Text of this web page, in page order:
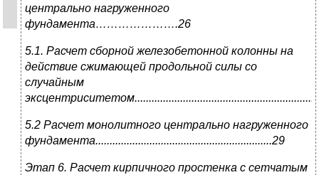
центрально нагруженного
фундамента………………….26
5.1. Расчет сборной железобетонной колонны на
действие сжимающей продольной силы со
случайным
5.2 Расчет монолитного центрально нагруженного
фундамента..............................................................29
Этап 6. Расчет кирпичного простенка с сетчатым